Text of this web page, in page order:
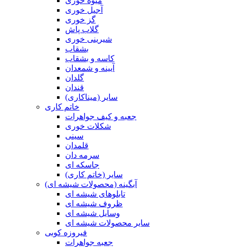
آجیل خوری
گز خوری
گلاب پاش
شیرینی خوری
بشقاب
کاسه و بشقاب
آیینه و شمعدان
گلدان
قندان
سایر (میناکاری)
خاتم کاری
جعبه و کیف جواهرات
شکلات خوری
سینی
قلمدان
سرمه دان
جاسکه ای
سایر (خاتم کاری)
آبگینه (محصولات شیشه ای)
تابلوهای شیشه ای
ظروف شیشه ای
وسایل شیشه ای
سایر محصولات شیشه ای
فیروزه کوبی
جعبه جواهرات